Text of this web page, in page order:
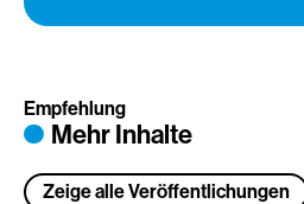
Mehr Inhalte
Empfehlung
Zeige alle Veröffentlichungen